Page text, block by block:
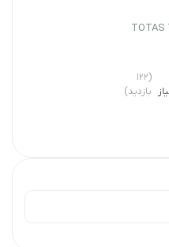
TOTAS
(۱۲۲
بازدید)